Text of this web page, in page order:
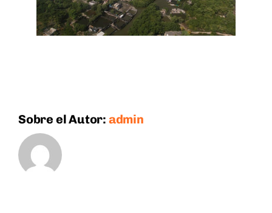
Sobre el Autor: admin